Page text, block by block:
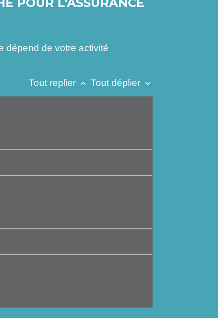
dépend de votre activité
Tout replier keyboard_arrow_up Tout déplier keyboard_arrow_down